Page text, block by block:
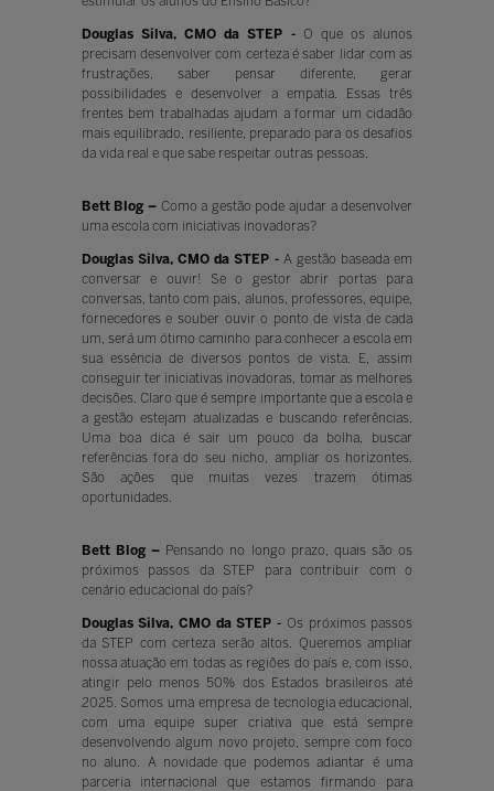
Douglas Silva, CMO da STEP - O que os alunos
precisam desenvolver com certeza é saber lidar com as
frustrações, saber pensar diferente, gerar
possibilidades e desenvolver a empatia. Essas três
frentes bem trabalhadas ajudam a formar um cidadão
mais equilibrado, resiliente, preparado para os desafios
da vida real e que sabe respeitar outras pessoas.
Bett Blog –Como a gestão pode ajudar a desenvolver
uma escola com iniciativas inovadoras?
Douglas Silva, CMO da STEP -A gestão baseada em
conversar e ouvir! Se o gestor abrir portas para
conversas, tanto com pais, alunos, professores, equipe,
fornecedores e souber ouvir o ponto de vista de cada
um, será um ótimo caminho para conhecer a escola em
sua essência de diversos pontos de vista. E, assim
conseguir ter iniciativas inovadoras, tomar as melhores
decisões. Claro que é sempre importante que a escola e
a gestão estejam atualizadas e buscando referências.
Uma boa dica é sair um pouco da bolha, buscar
referências fora do seu nicho, ampliar os horizontes.
São ações que muitas vezes trazem ótimas
oportunidades.
Bett Blog – Pensando no longo prazo, quais são os
próximos passos da STEP para contribuir com o
cenário educacional do país?
Douglas Silva, CMO da STEP - Os próximos passos
da STEP com certeza serão altos. Queremos ampliar
nossa atuação em todas as regiões do país e, com isso,
atingir pelo menos 50% dos Estados brasileiros até
2025. Somos uma empresa de tecnologia educacional,
com uma equipe super criativa que está sempre
desenvolvendo algum novo projeto, sempre com foco
no aluno. A novidade que podemos adiantar é uma
parceria internacional que estamos firmando para